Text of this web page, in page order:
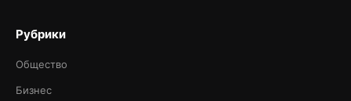
Рубрики
Общество
Бизнес